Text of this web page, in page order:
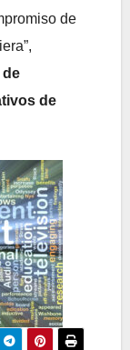
de
de
de